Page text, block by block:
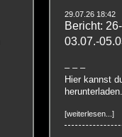
29.07.26 18:42
Bericht:
03.07.-
– – –
Hier kannst
herunterladen.
[weiterlesen...]